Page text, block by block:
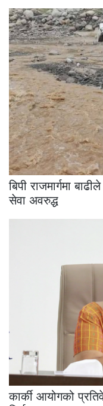
बिपी राजमार्गमा
सेवा अवरुद्ध
कार्की आयोगको